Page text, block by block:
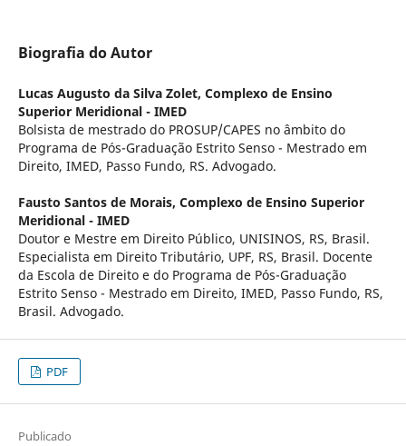
Biografia do Autor
Lucas Augusto da Silva Zolet, Complexo de Ensino
Superior Meridional - IMED
Bolsista de mestrado do PROSUP/CAPES no âmbito do
Programa de Pós-Graduação Estrito Senso - Mestrado em
Direito, IMED, Passo Fundo, RS. Advogado.
Fausto Santos de Morais, Complexo de Ensino Superior
Meridional - IMED
Doutor e Mestre em Direito Público, UNISINOS, RS, Brasil.
Especialista em Direito Tributário, UPF, RS, Brasil. Docente
da Escola de Direito e do Programa de Pós-Graduação
Estrito Senso - Mestrado em Direito, IMED, Passo Fundo, RS,
Brasil. Advogado.
PDF
Publicado